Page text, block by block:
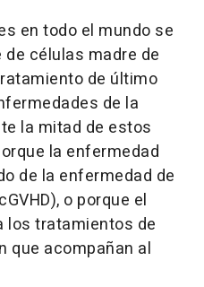
en todo el mundo se
células madre de
de último
de la
la mitad de estos
la enfermedad
de la enfermedad de
o porque el
los tratamientos de
que acompañan al